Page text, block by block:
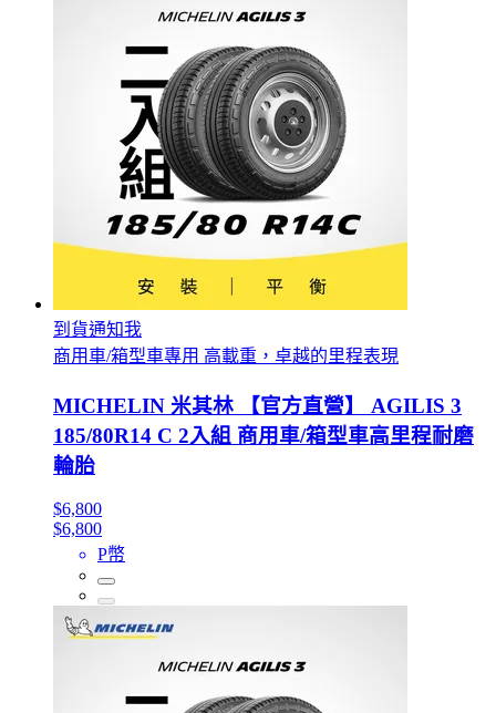
到貨通知我
商用車/箱型車專用 高載重，卓越的里程表現
MICHELIN 米其林 【官方直營】 AGILIS 3
185/80R14 C 2入組 商用車/箱型車高里程耐磨
輪胎
$6,800
$6,800
P幣